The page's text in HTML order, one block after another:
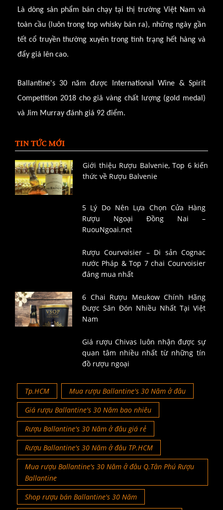
Là dòng sản phẩm bán chạy tại thị trường Việt Nam và
toàn cầu (luôn trong top whisky bán ra), những ngày gần
tết cổ truyền thường xuyên trong tình trạng hết hàng và
đẩy giá lên cao.
Ballantine's 30 năm được International Wine & Spirit
Competition 2018 cho giả vàng chất lượng (gold medal)
và Jim Murray đánh giá 92 điểm.
TIN TỨC MỚI
Giới thiệu Rượu Balvenie, Top 6 kiến
thức về Rượu Balvenie
5 Lý Do Nên Lựa Chọn Cửa Hàng
Rượu Ngoại Đồng Nai –
RuouNgoai.net
Rượu Courvoisier – Di sản Cognac
nước Pháp & Top 7 chai Courvoisier
đáng mua nhất
6 Chai Rượu Meukow Chính Hãng
Được Săn Đón Nhiều Nhất Tại Việt
Nam
Giá rượu Chivas luôn nhận được sự
quan tâm nhiều nhất từ những tín
đồ rượu ngoại
Tp.HCM
Mua rượu Ballantine's 30 Năm ở đâu
Giá rượu Ballantine's 30 Năm bao nhiêu
Rượu Ballantine's 30 Năm ở đâu giá rẻ
Rượu Ballantine's 30 Năm ở đâu TP.HCM
Mua rượu Ballantine's 30 Năm ở đâu Q.Tân Phú Rượu
Ballantine
Shop rượu bán Ballantine's 30 Năm